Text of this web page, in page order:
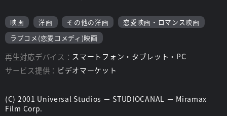
映画 洋画 その他の洋画
恋愛映画・ロマンス映画
ラブコメ(恋愛コメディ)映画
再生対応デバイス： スマートフォン・タブレット・PC
サービス提供： ビデオマーケット
(C) 2001 Universal Studios － STUDIOCANAL － Miramax
Film Corp.